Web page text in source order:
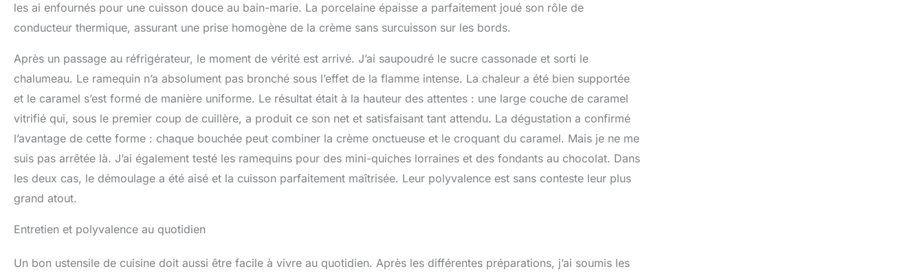
les ai enfournés pour une cuisson douce au bain-marie. La porcelaine épaisse a parfaitement joué son rôle de
conducteur thermique, assurant une prise homogène de la crème sans surcuisson sur les bords.
Après un passage au réfrigérateur, le moment de vérité est arrivé. J’ai saupoudré le sucre cassonade et sorti le
chalumeau. Le ramequin n’a absolument pas bronché sous l’effet de la flamme intense. La chaleur a été bien supportée
et le caramel s’est formé de manière uniforme. Le résultat était à la hauteur des attentes : une large couche de caramel
vitrifié qui, sous le premier coup de cuillère, a produit ce son net et satisfaisant tant attendu. La dégustation a confirmé
l’avantage de cette forme : chaque bouchée peut combiner la crème onctueuse et le croquant du caramel. Mais je ne me
suis pas arrêtée là. J’ai également testé les ramequins pour des mini-quiches lorraines et des fondants au chocolat. Dans
les deux cas, le démoulage a été aisé et la cuisson parfaitement maîtrisée. Leur polyvalence est sans conteste leur plus
grand atout.
Entretien et polyvalence au quotidien
Un bon ustensile de cuisine doit aussi être facile à vivre au quotidien. Après les différentes préparations, j’ai soumis les